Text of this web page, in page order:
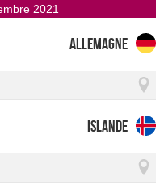
2021
Allemagne
Islande